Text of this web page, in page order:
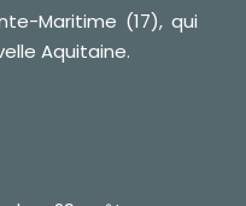
Maritime (17), qui
Aquitaine.